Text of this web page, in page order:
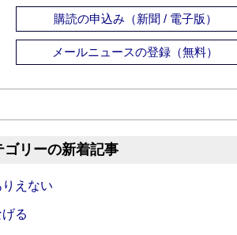
購読の申込み（新聞 / 電子版）
メールニュースの登録（無料）
ゴリーの新着記事
えない
る